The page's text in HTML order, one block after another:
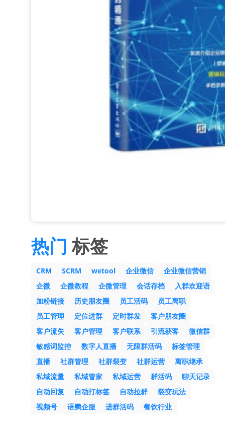
热门 标签
CRM SCRM wetool 企业微信
企业微信营销
企微
企微教程 企微管理 会话存档
入群欢迎语
加粉链接
历史朋友圈 员工活码
员工离职
员工管理
定位进群 定时群发
客户朋友圈
客户流失
客户管理 客户联系 引流获客
微信群
敏感词监控
数字人直播 无限群活码
标签管理
直播
社群管理 社群裂变 社群运营
离职继承
私域流量
私域管家 私域运营 群活码
聊天记录
自动回复
自动打标签 自动拉群
裂变玩法
视频号
语鹦企服 进群活码 餐饮行业